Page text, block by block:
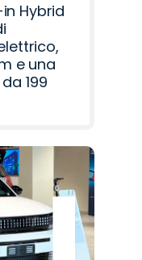
Hybrid
e una
199